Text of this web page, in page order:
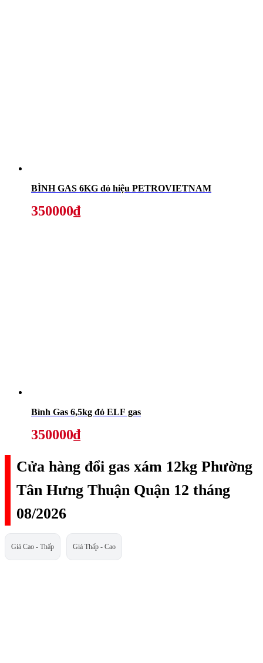
BÌNH GAS 6KG đỏ hiệu PETROVIETNAM
350000₫
Bình Gas 6,5kg đỏ ELF gas
350000₫
Cửa hàng đổi gas xám 12kg Phường
Tân Hưng Thuận Quận 12 tháng
08/2026
Giá Cao - Thấp Giá Thấp - Cao